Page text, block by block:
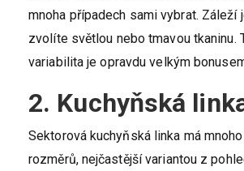
mnoha případech sami vybrat. Záleží
zvolíte světlou nebo tmavou tkaninu.
variabilita je opravdu velkým
2. Kuchyňská
Sektorová kuchyňská linka má
rozměrů, nejčastější variantou z